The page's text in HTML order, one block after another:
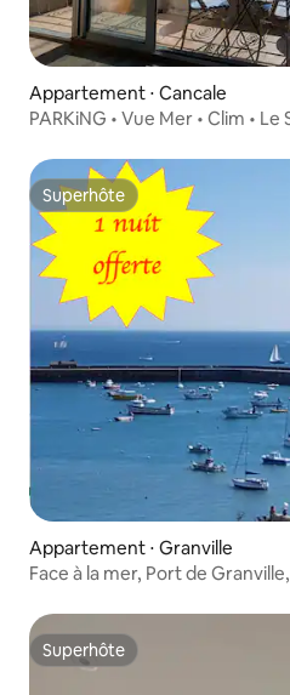
Appartement ⋅ Cancale
PARKiNG • Vue Mer • Clim • Le
Superhôte
Superhôte
Appartement ⋅ Granville
Face à la mer, Port de
Superhôte
Superhôte